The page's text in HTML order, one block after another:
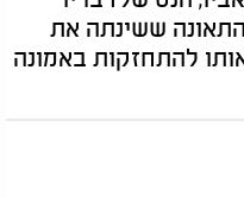
ששינתה את
להתחזקות באמונה